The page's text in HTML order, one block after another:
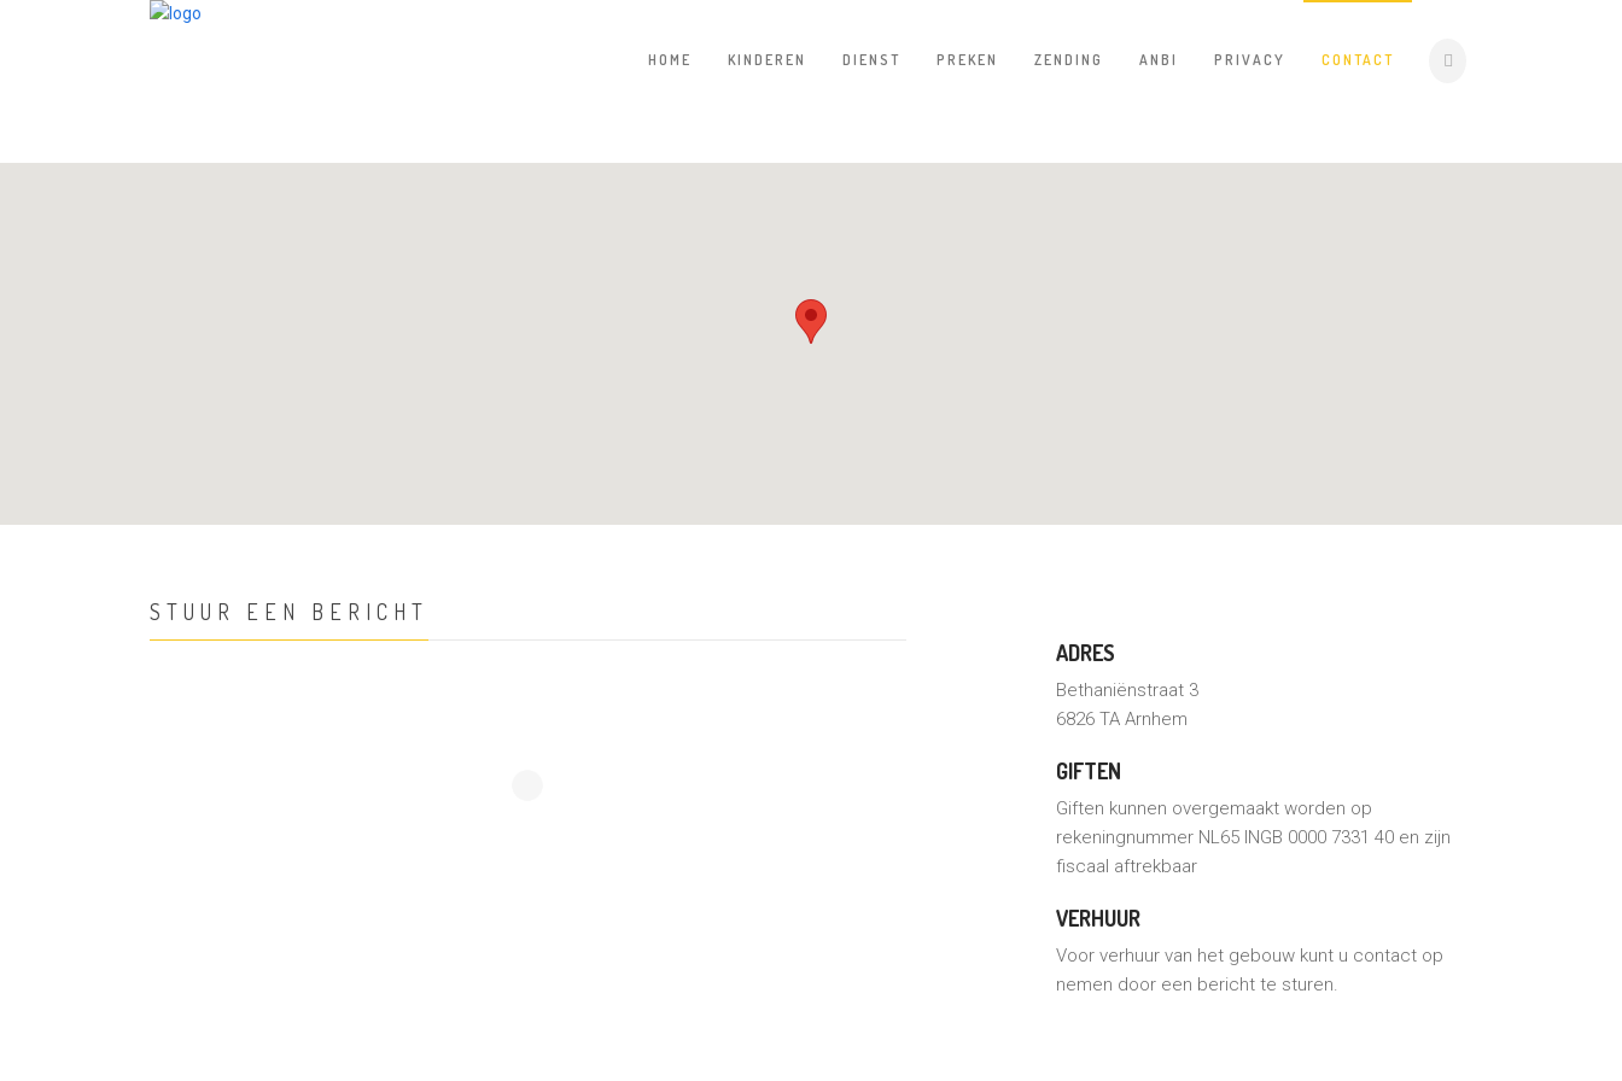
HOME KINDEREN DIENST PREKEN ZENDING ANBI PRIVACY CONTACT
STUUR EEN BERICHT
ADRES
Bethaniënstraat 3
6826 TA Arnhem
GIFTEN
Giften kunnen overgemaakt worden op
rekeningnummer NL65 INGB 0000 7331 40 en zijn
fiscaal aftrekbaar
VERHUUR
Voor verhuur van het gebouw kunt u contact op
nemen door een bericht te sturen.